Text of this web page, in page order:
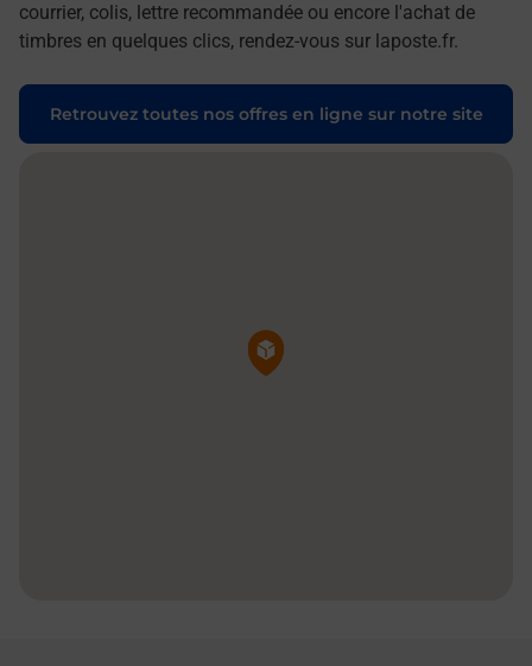
courrier, colis, lettre recommandée ou encore l'achat de
timbres en quelques clics, rendez-vous sur laposte.fr.
Retrouvez toutes nos offres en ligne sur notre site
Pin de la carte